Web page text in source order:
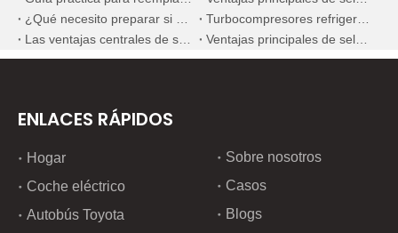
ENLACES RÁPIDOS
Hogar
Coche eléctrico
Autobús Toyota
Sobre nosotros
Casos
Blogs